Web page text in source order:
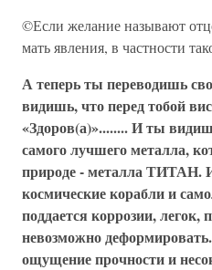
©Если желание называют
мать явления, в частности
А теперь ты переводишь
видишь, что перед тобой
«Здоров(а)»........ И ты
самого лучшего металла,
природе - металла ТИТАН.
космические корабли и
поддается коррозии, легок,
невозможно
ощущение прочности и